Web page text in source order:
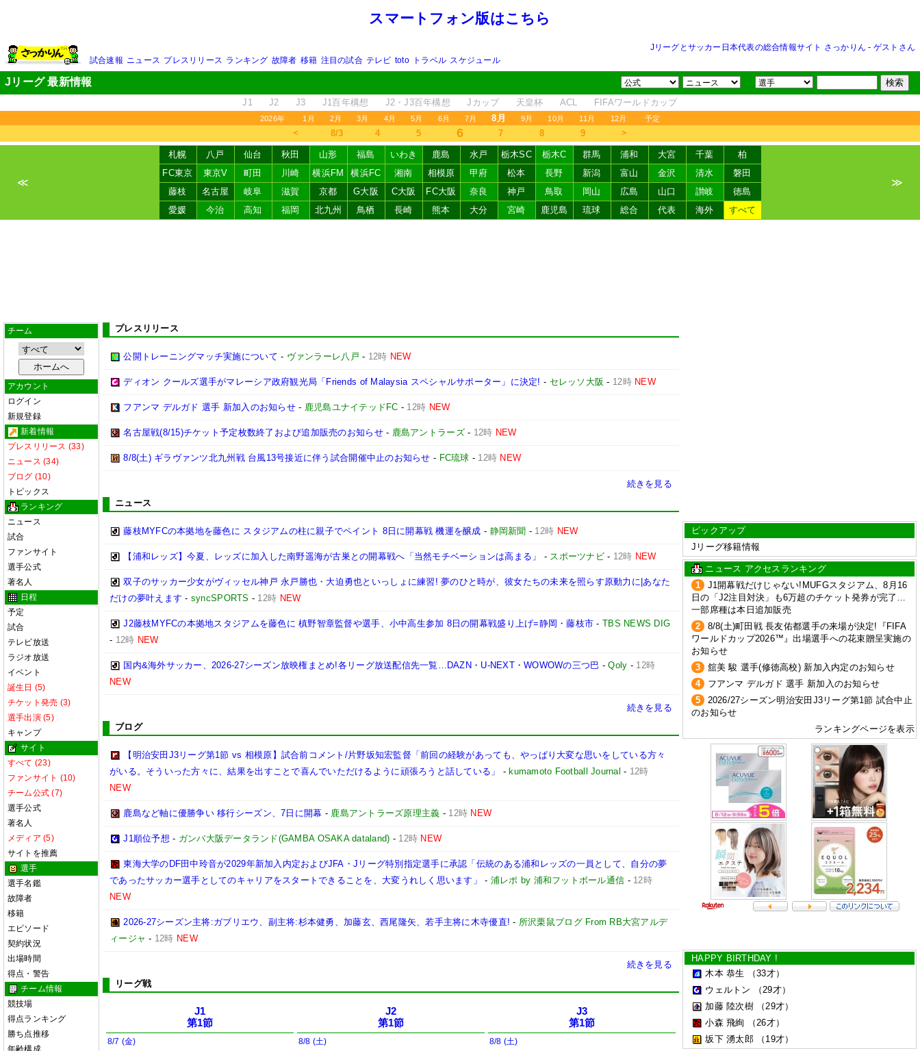
スマートフォン版はこちら
Jリーグとサッカー日本代表の総合情報サイト さっかりん - ゲストさん
試合速報 ニュース プレスリリース ランキング 故障者 移籍 注目の試合 テレビ toto トラベル スケジュール
Jリーグ 最新情報
J1 J2 J3 J1百年構想 J2・J3百年構想 Jカップ 天皇杯 ACL FIFAワールドカップ
2026年 1月 2月 3月 4月 5月 6月 7月 8月 9月 10月 11月 12月 予定
＜ 8/3 4 5 6 7 8 9 ＞
≪
札幌 八戸 仙台 秋田 山形 福島 いわき 鹿島 水戸 栃木SC 栃木C 群馬 浦和 大宮 千葉
柏
FC東京
東京V 町田 川崎 横浜FM 横浜FC 湘南 相模原 甲府 松本 長野 新潟 富山 金沢 清水
磐田
藤枝
名古屋 岐阜 滋賀 京都 G大阪 C大阪 FC大阪 奈良 神戸 鳥取 岡山 広島 山口 讃岐
徳島
愛媛
今治 高知 福岡 北九州 鳥栖 長崎 熊本 大分 宮崎 鹿児島 琉球 総合 代表 海外 すべて
≫
チーム
アカウント
ログイン
新規登録
新着情報
プレスリリース (33)
ニュース (34)
ブログ (10)
トピックス
ランキング
ニュース
試合
ファンサイト
選手公式
著名人
日程
予定
試合
テレビ放送
ラジオ放送
イベント
誕生日 (5)
チケット発売 (3)
選手出演 (5)
キャンプ
サイト
すべて (23)
ファンサイト (10)
チーム公式 (7)
選手公式
著名人
メディア (5)
サイトを推薦
選手
選手名鑑
故障者
移籍
エピソード
契約状況
出場時間
得点・警告
チーム情報
競技場
得点ランキング
勝ち点推移
年齢構成
プレスリリース
公開トレーニングマッチ実施について - ヴァンラーレ八戸 - 12時 NEW
ディオン クールズ選手がマレーシア政府観光局「Friends of Malaysia スペシャルサポーター」に決定! - セレッソ大阪 - 12時 NEW
フアンマ デルガド 選手 新加入のお知らせ- 鹿児島ユナイテッドFC - 12時 NEW
名古屋戦(8/15)チケット予定枚数終了および追加販売のお知らせ- 鹿島アントラーズ- 12時 NEW
8/8(土) ギラヴァンツ北九州戦 台風13号接近に伴う試合開催中止のお知らせ - FC琉球 - 12時 NEW
続きを見る
ニュース
藤枝MYFCの本拠地を藤色に スタジアムの柱に親子でペイント 8日に開幕戦 機運を醸成 - 静岡新聞 - 12時 NEW
【浦和レッズ】今夏、レッズに加入した南野遥海が古巣との開幕戦へ「当然モチベーションは高まる」 - スポーツナビ- 12時 NEW
双子のサッカー少女がヴィッセル神戸 永戸勝也・大迫勇也といっしょに練習! 夢のひと時が、彼女たちの未来を照らす原動力に|あなた
だけの夢叶えます - syncSPORTS - 12時 NEW
J2藤枝MYFCの本拠地スタジアムを藤色に 槙野智章監督や選手、小中高生参加 8日の開幕戦盛り上げ=静岡・藤枝市 -TBS NEWS DIG
- 12時 NEW
国内&海外サッカー、2026-27シーズン放映権まとめ!各リーグ放送配信先一覧…DAZN・U-NEXT・WOWOWの三つ巴 -Qoly - 12時
NEW
続きを見る
ブログ
【明治安田J3リーグ第1節 vs 相模原】試合前コメント/片野坂知宏監督「前回の経験があっても、やっぱり大変な思いをしている方々
がいる。そういった方々に、結果を出すことで喜んでいただけるように頑張ろうと話している」
- kumamoto Football Journal - 12時
NEW
鹿島など軸に優勝争い 移行シーズン、7日に開幕 - 鹿島アントラーズ原理主義 - 12時 NEW
J1順位予想 - ガンバ大阪データランド(GAMBA OSAKA dataland) - 12時 NEW
東海大学のDF田中玲音が2029年新加入内定およびJFA・Jリーグ特別指定選手に承認「伝統のある浦和レッズの一員として、自分の夢
であったサッカー選手としてのキャリアをスタートできることを、大変うれしく思います」
- 浦レポ by 浦和フットボール通信 - 12時
NEW
2026-27シーズン主将:ガブリエウ、副主将:杉本健勇、加藤玄、西尾隆矢、若手主将に木寺優直! - 所沢栗鼠ブログ From RB大宮アルデ
ィージャ - 12時 NEW
続きを見る
リーグ戦
J1
第1節
8/7 (金)
J2
第1節
8/8 (土)
J3
第1節
8/8 (土)
ピックアップ
Jリーグ移籍情報
ニュース アクセスランキング
1
J1開幕戦だけじゃない!MUFGスタジアム、8月16
日の「J2注目対決」も6万超のチケット発券が完了…
一部席種は本日追加販売
2
8/8(土)町田戦 長友佑都選手の来場が決定!『FIFA
ワールドカップ2026™』出場選手への花束贈呈実施の
お知らせ
3
舘美 駿 選手(修徳高校) 新加入内定のお知らせ
4
フアンマ デルガド 選手 新加入のお知らせ
5
2026/27シーズン明治安田J3リーグ第1節 試合中止
のお知らせ
ランキングページを表示
HAPPY BIRTHDAY !
木本 恭生
（33才）
ウェルトン
（29才）
加藤 陸次樹
（29才）
小森 飛絢
（26才）
坂下 湧太郎
（19才）